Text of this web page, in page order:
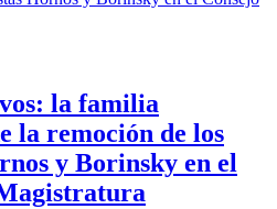
la familia
la remoción de los
y Borinsky en el